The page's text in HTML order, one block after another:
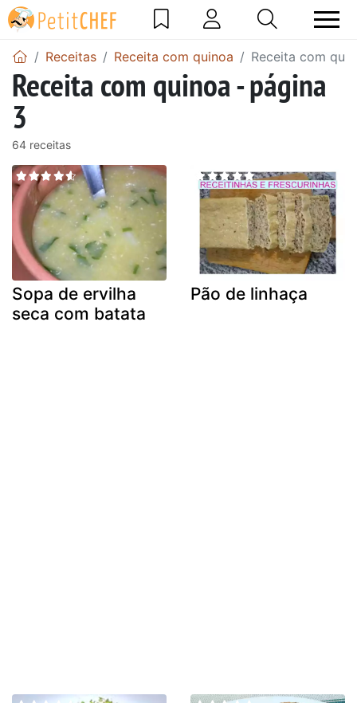
Receitas Receita com quinoa Receita com
Receita com quinoa - página
3
64 receitas
Sopa de ervilha
seca com batata
Pão de linhaça